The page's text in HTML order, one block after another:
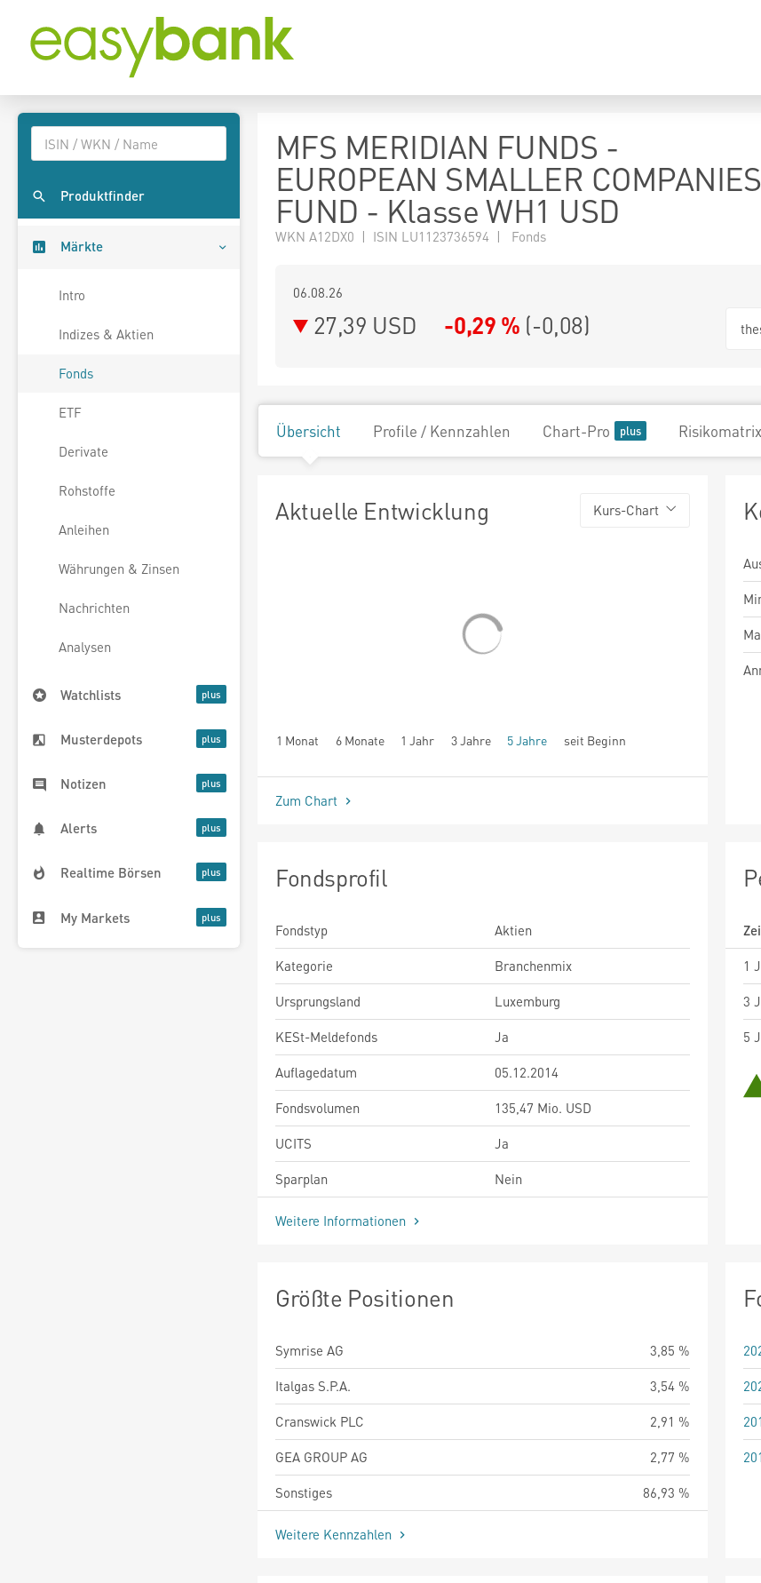
Produktfinder
Märkte
Intro
Indizes & Aktien
Fonds
ETF
Derivate
Rohstoffe
Anleihen
Währungen & Zinsen
Nachrichten
Analysen
Watchlists
Musterdepots
Notizen
Alerts
Realtime Börsen
My Markets
MFS MERIDIAN FUNDS -
EUROPEAN SMALLER COMPANIES
FUND - Klasse WH1 USD
WKN A12DX0 | ISIN LU1123736594 | Fonds
06.08.26
27,39 USD -0,29 % (-0,08)
Übersicht Profile / Kennzahlen Chart-Pro Risikomatrix
Aktuelle Entwicklung Kurs-Chart
1 Monat 6 Monate 1 Jahr 3 Jahre 5 Jahre seit Beginn
Zum Chart
Fondsprofil
Fondstyp
Aktien
Kategorie
Branchenmix
Ursprungsland
Luxemburg
KESt-Meldefonds
Ja
Auflagedatum
05.12.2014
Fondsvolumen
135,47 Mio. USD
UCITS
Ja
Sparplan
Nein
Weitere Informationen
1
3
5
Größte Positionen
Symrise AG
3,85 %
Italgas S.P.A.
3,54 %
Cranswick PLC
2,91 %
GEA GROUP AG
2,77 %
Sonstiges
86,93 %
Weitere Kennzahlen